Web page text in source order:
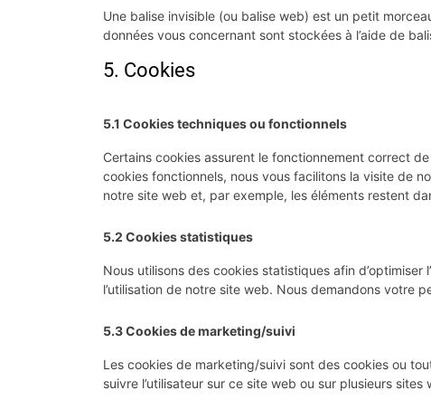
Une balise invisible (ou balise web) est un petit
données vous concernant sont stockées à l’aide de
5. Cookies
5.1 Cookies techniques ou fonctionnels
Certains cookies assurent le fonctionnement correct
cookies fonctionnels, nous vous facilitons la visite de
notre site web et, par exemple, les éléments restent
5.2 Cookies statistiques
Nous utilisons des cookies statistiques afin
l’utilisation de notre site web. Nous demandons votre
5.3 Cookies de marketing/suivi
Les cookies de marketing/suivi sont des cookies ou
suivre l’utilisateur sur ce site web ou sur plusieurs